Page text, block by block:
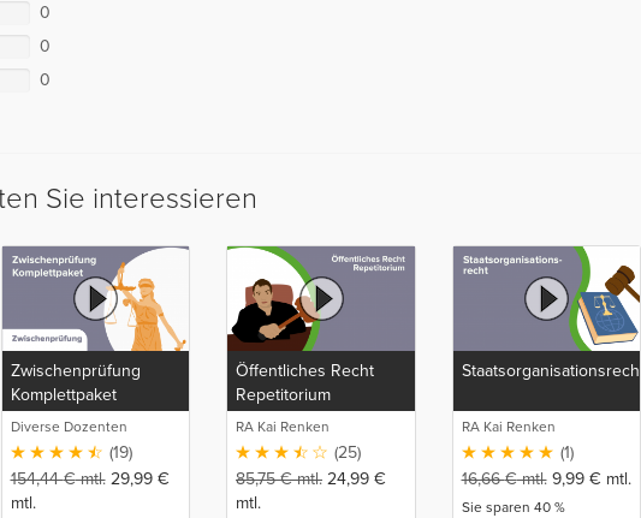
0
0
0
Sie interessieren
Zwischenprüfung
Komplettpaket
Diverse Dozenten
(19)
154,44€mtl. 29,99 €
mtl.
Öffentliches Recht
Repetitorium
RA Kai Renken
(25)
85,75€mtl. 24,99 €
mtl.
Staatsorganisationsrecht
RA Kai Renken
(1)
16,66€mtl. 9,99 € mtl.
Sie sparen 40 %